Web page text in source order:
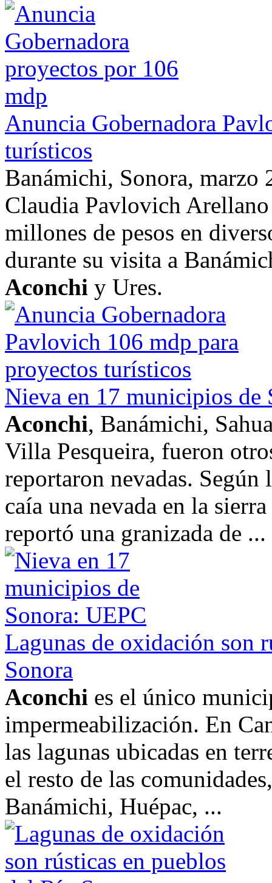
Anuncia Gobernadora
turísticos
Banámichi, Sonora, marzo
Claudia Pavlovich
millones de pesos en
durante su visita a
Aconchi y Ures.
Nieva en 17 municipios de
Aconchi, Banámichi,
Villa Pesqueira, fueron
reportaron nevadas. Según
caía una nevada en la
reportó una granizada de ...
Lagunas de oxidación son
Sonora
Aconchi es el único
impermeabilización. En
las lagunas ubicadas en
el resto de las
Banámichi, Huépac, ...